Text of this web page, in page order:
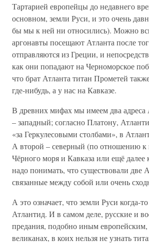
Тартарией европейцы до недавнего
основном, земли Руси, и это очень
бы мы к ней ни относились). Можно
аргонавты посещают Атланта после
отправляются из Греции, и
как они попадают на Черноморское
что брат Атланта титан Прометей
где-нибудь, а у нас на Кавказе.
В древних мифах мы имеем два адреса
– западный; согласно Платону,
«за Геркулесовыми столбами», в
А второй – северный (по отношению к
Чёрного моря и Кавказа или ещё далее
надо понимать, что существовали две
связанные между собой или очень
А это означает, что земли Руси когда-
Атлантид. И в самом деле, русские и
предания, подобно иным европейским,
великанах, в коих нельзя не узнать